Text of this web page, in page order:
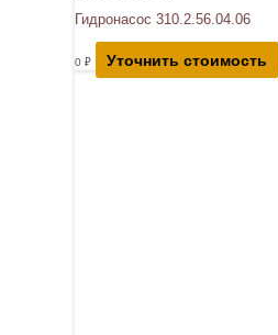
Гидронасос 310.2.56.04.06
0 ₽ Уточнить стоимость